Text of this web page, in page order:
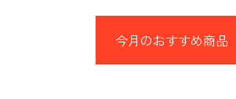
今月のおすすめ商品